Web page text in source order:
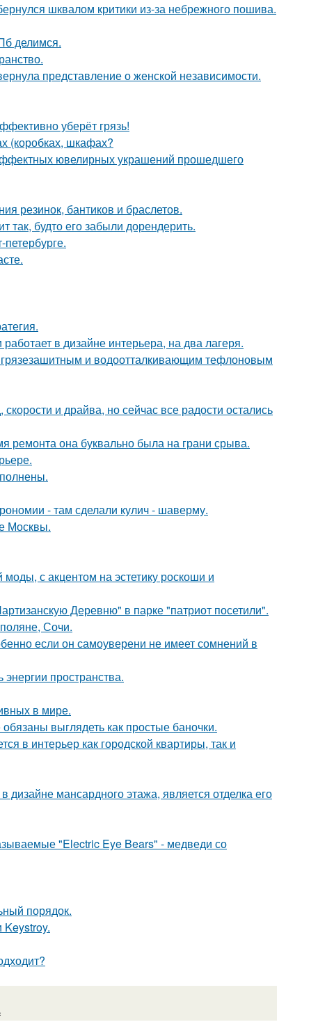
шквалом критики из-за небрежного пошива.
делимся.
представление о женской независимости.
уберёт грязь!
(коробках, шкафах?
ювелирных украшений прошедшего
резинок, бантиков и браслетов.
так, будто его забыли дорендерить.
в дизайне интерьера, на два лагеря.
и водоотталкивающим тефлоновым
и драйва, но сейчас все радости остались
ремонта она буквально была на грани срыва.
- там сделали кулич - шаверму.
Москвы.
с акцентом на эстетику роскоши и
Деревню" в парке "патриот посетили".
Сочи.
если он самоуверени не имеет сомнений в
энергии пространства.
в мире.
выглядеть как простые баночки.
в интерьер как городской квартиры, так и
мансардного этажа, является отделка его
"Electric Eye Bears" - медведи со
порядок.